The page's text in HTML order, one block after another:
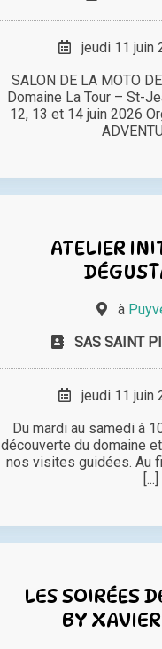
jeudi 11 juin
SALON DE LA MOTO
Domaine La Tour – St-
12, 13 et 14 juin 2026
ATELIER
à
SAS SAINT
jeudi 11 juin
Du mardi au samedi à
découverte du domaine
nos visites guidées. Au
[...]
LES SOIRÉES
BY